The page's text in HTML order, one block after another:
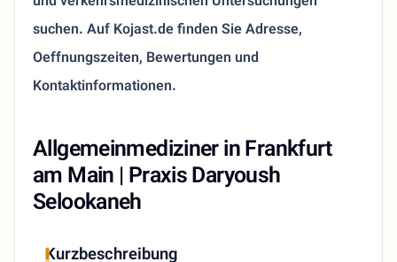
suchen. Auf Kojast.de finden Sie Adresse,
Oeffnungszeiten, Bewertungen und
Kontaktinformationen.
Allgemeinmediziner in Frankfurt
am Main | Praxis Daryoush
Selookaneh
Kurzbeschreibung